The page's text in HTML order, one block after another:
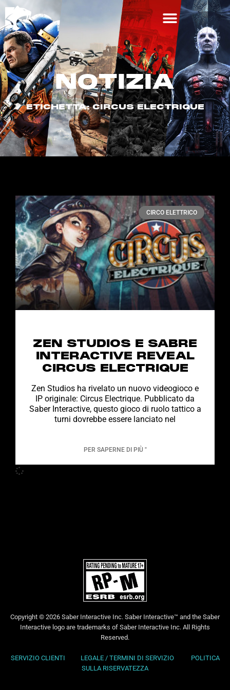
NOTIZIA
ETICHETTA: CIRCUS ELECTRIQUE
CIRCO ELETTRICO
ZEN STUDIOS E SABRE
INTERACTIVE REVEAL
CIRCUS ELECTRIQUE
Zen Studios ha rivelato un nuovo videogioco e
IP originale: Circus Electrique. Pubblicato da
Saber Interactive, questo gioco di ruolo tattico a
turni dovrebbe essere lanciato nel
PER SAPERNE DI PIÙ "
Copyright © 2026 Saber Interactive Inc. Saber Interactive™ and the Saber
Interactive logo are trademarks of Saber Interactive Inc. All Rights
Reserved.
SERVIZIO CLIENTI LEGALE / TERMINI DI SERVIZIO
POLITICA
SULLA RISERVATEZZA